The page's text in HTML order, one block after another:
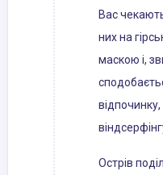
Вас
них на
маскою і,
Острів